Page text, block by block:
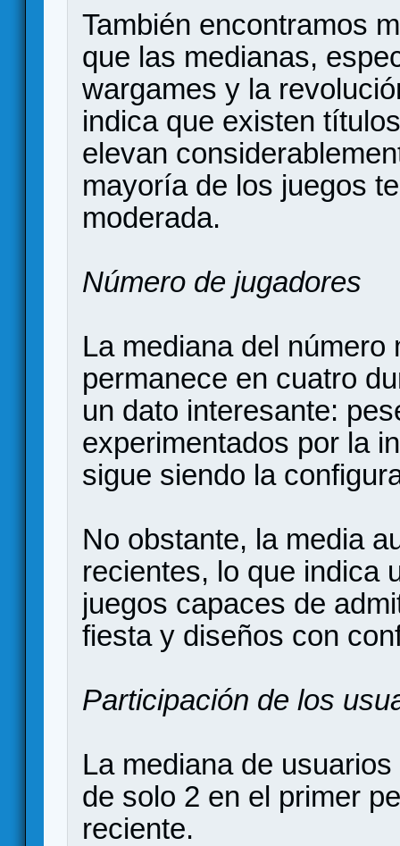
También encontramos
que las medianas,
wargames y la
indica que existen
elevan
mayoría de los juegos
moderada.
Número de jugadores
La mediana del
permanece en cuatro
un dato interesante:
experimentados por la
sigue siendo la
No obstante, la media
recientes, lo que indica
juegos capaces de
fiesta y diseños con
Participación de los
La mediana de
de solo 2 en el primer
reciente.